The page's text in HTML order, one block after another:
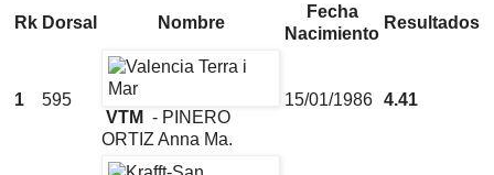
Rk Dorsal Nombre
Fecha
Nacimiento
Resultados
1
595
VTM - PINERO
ORTIZ Anna Ma.
15/01/1986 4.41